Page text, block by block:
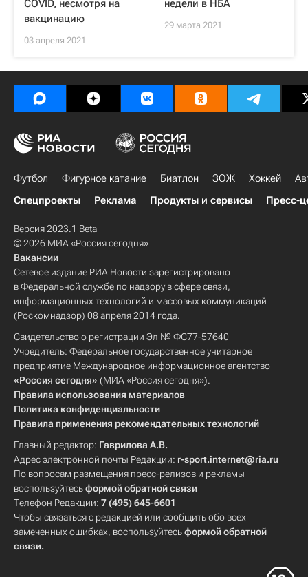
COVID, несмотря на
вакцинацию
03 апреля 2021
недели в НБА
29 марта 2021
Футбол Фигурное катание Биатлон ЗОЖ Хоккей
Спецпроекты
Реклама Продукты и сервисы Пресс-
Версия 2023.1 Beta
© 2026 МИА «Россия сегодня»
Вакансии
Сетевое издание РИА Новости зарегистрировано
в Федеральной службе по надзору в сфере связи,
информационных технологий и массовых коммуникаций
(Роскомнадзор) 08 апреля 2014 года.
Свидетельство о регистрации Эл № ФС77-57640
Учредитель: Федеральное государственное унитарное
предприятие Международное информационное агентство
«Россия сегодня» (МИА «Россия сегодня»).
Правила использования материалов
Политика конфиденциальности
Правила применения рекомендательных технологий
Главный редактор: Гаврилова А.В.
Адрес электронной почты Редакции: r-sport.internet@ria.ru
По вопросам размещения пресс-релизов и рекламы
воспользуйтесьформой обратной связи
Телефон Редакции: 7 (495) 645-6601
Чтобы связаться с редакцией или сообщить обо всех
замеченных ошибках, воспользуйтесьформой обратной
связи.